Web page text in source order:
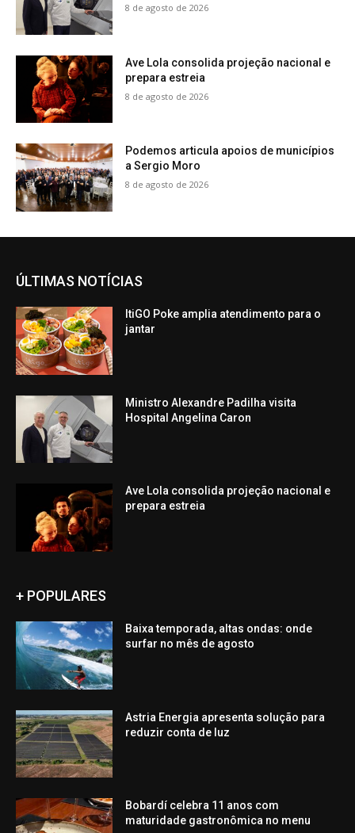
8 de agosto de 2026
Ave Lola consolida projeção nacional e
prepara estreia
8 de agosto de 2026
Podemos articula apoios de municípios
a Sergio Moro
8 de agosto de 2026
ÚLTIMAS NOTÍCIAS
ItiGO Poke amplia atendimento para o
jantar
Ministro Alexandre Padilha visita
Hospital Angelina Caron
Ave Lola consolida projeção nacional e
prepara estreia
+ POPULARES
Baixa temporada, altas ondas: onde
surfar no mês de agosto
Astria Energia apresenta solução para
reduzir conta de luz
Bobardí celebra 11 anos com
maturidade gastronômica no menu